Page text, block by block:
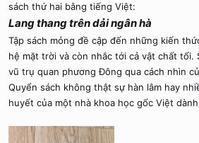
sách thứ hai bằng tiếng Việt:
Lang thang trên dải ngân hà
Tập sách mỏng đề cập đến những kiến
hệ mặt trời và còn nhắc tới cả vật chất tối.
vũ trụ quan phương Đông qua cách nhìn
Quyển sách không thật sự hàn lâm hay
huyết của một nhà khoa học gốc Việt